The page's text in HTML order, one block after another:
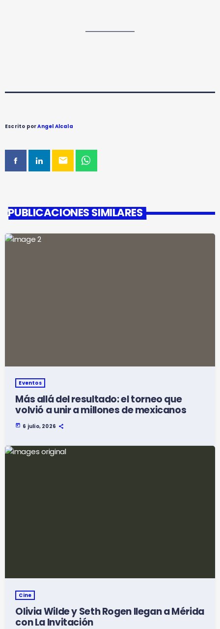
Escrito porAngel Alcala
email
PUBLICACIONES SIMILARES
Eventos
Más allá del resultado: el torneo que
volvió a unir a millones de mexicanos
today 6 julio, 2026
Cine
Olivia Wilde y Seth Rogen llegan a Mérida
con La Invitación